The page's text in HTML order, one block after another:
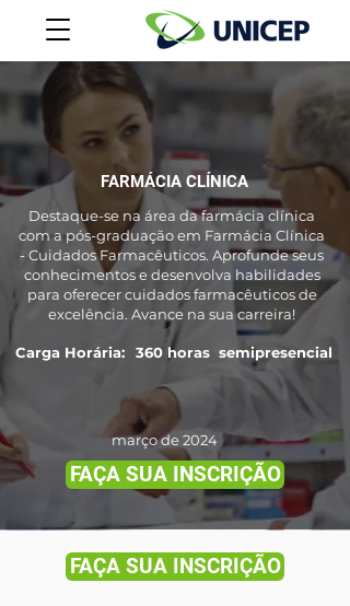
FARMÁCIA CLÍNICA
Destaque-se na área da farmácia clínica
com a pós-graduação em Farmácia Clínica
- Cuidados Farmacêuticos. Aprofunde seus
conhecimentos e desenvolva habilidades
para oferecer cuidados farmacêuticos de
excelência. Avance na sua carreira!
Carga Horária: 360 horas semipresencial
março de 2024
FAÇA SUA INSCRIÇÃO
FAÇA SUA INSCRIÇÃO